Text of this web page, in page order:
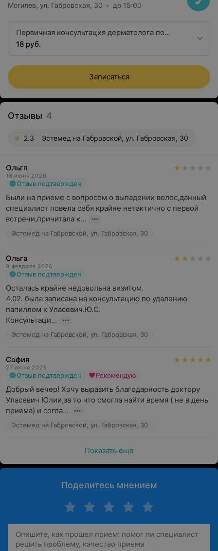
Могилев, ул. Габровская, 30 до 15:00
Первичная консультация дерматолога по
удалению новообразований
18 руб.
Записаться
Отзывы 4
2.3 Эстемед на Габровской, ул. Габровская, 30
Ольгп
16 июня 2026
Отзыв подтвержден
Были на приеме с вопросом о выпадении волос,данный
специалист повела себя крайне нетактично с первой
встречи,причитала к...
Эстемед на Габровской, ул. Габровская, 30
Ольга
9 февраля 2026
Отзыв подтвержден
Осталась крайне недовольна визитом.
4.02. была записана на консультацию по удалению
папиллом к Уласевич.Ю.С.
Консультаци...
Эстемед на Габровской, ул. Габровская, 30
София
27 июня 2025
Отзыв подтвержден Рекомендую
Добрый вечер! Хочу выразить благодарность доктору
Уласевич Юлии,за то что смогла найти время ( не в день
приема) и согла...
Эстемед на Габровской, ул. Габровская, 30
Показать ещё
Поделитесь мнением